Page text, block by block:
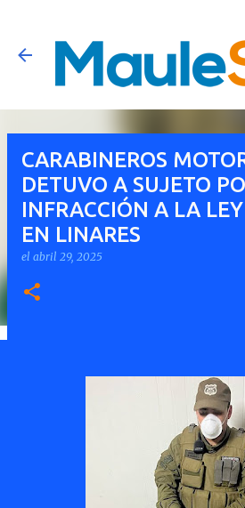
Ir al contenido
CARABINEROS
DETUVO A SUJETO
INFRACCIÓN A LA
EN LINARES
el abril 29, 2025